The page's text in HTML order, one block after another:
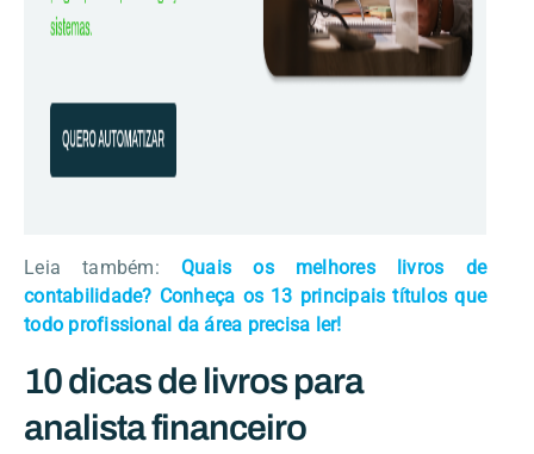
Leia também: Quais os melhores livros de
contabilidade? Conheça os 13 principais títulos que
todo profissional da área precisa ler!
10 dicas de livros para
analista financeiro